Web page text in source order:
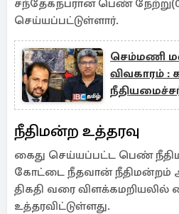
சந்தேகநபரான பெண்
செய்யப்பட்டுள்ளார்.
செம்மணி
விவகாரம் :
மொழி
நீதிமன்ற உத்தரவு
கைது செய்யப்பட்ட பெண்
கோட்டை நீதவான் நீதிமன்றம்
திகதி வரை விளக்கமறியலில்
உத்தரவிட்டுள்ளது.